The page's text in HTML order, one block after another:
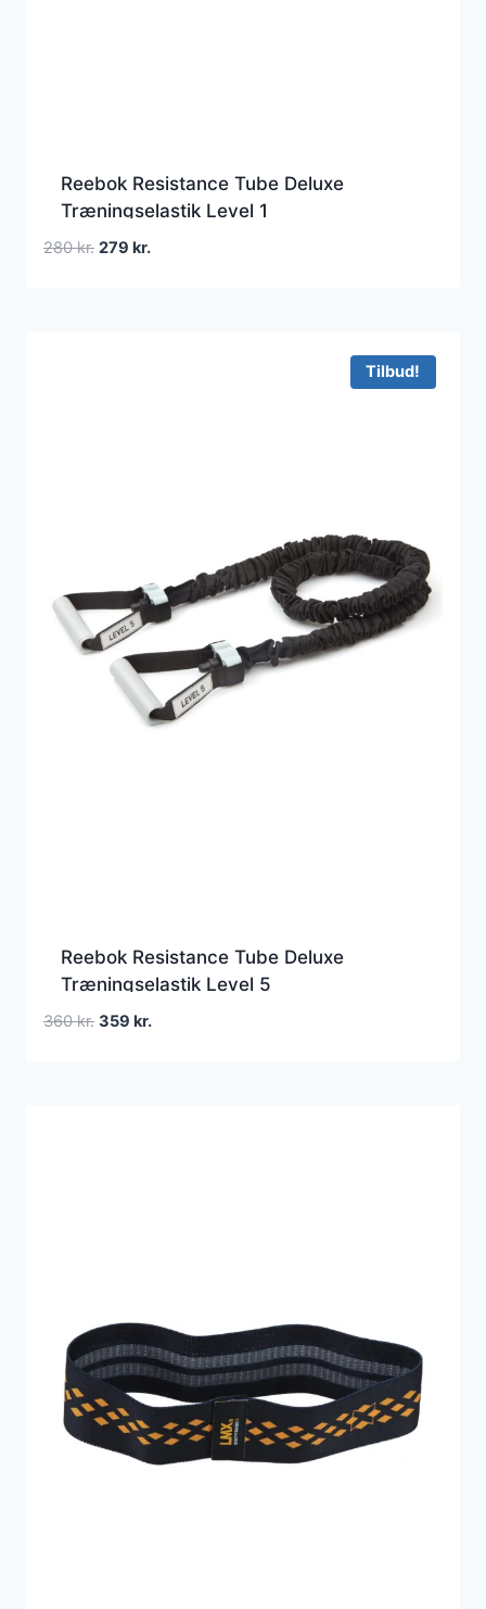
Reebok Resistance Tube Deluxe
Træningselastik Level 1
280kr. Den
279 kr.Den
Tilbud!
Reebok Resistance Tube Deluxe
Træningselastik Level 5
360kr. Den
359 kr.Den